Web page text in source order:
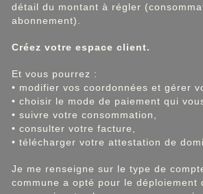
détail du montant à régler
abonnement).
Créez votre espace client.
Et vous pourrez :
• modifier vos coordonnées et gérer
• choisir le mode de paiement qui
• suivre votre consommation,
• consulter votre facture,
• télécharger votre attestation de
Je me renseigne sur le type de
commune a opté pour le déploiement